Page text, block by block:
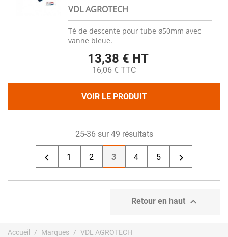
VDL AGROTECH
Té de descente pour tube ø50mm avec
vanne bleue.
13,38 € HT
16,06 € TTC
VOIR LE PRODUIT
25-36 sur 49 résultats
 1 2 3 4 5 
Retour en haut 
Accueil Marques VDL AGROTECH